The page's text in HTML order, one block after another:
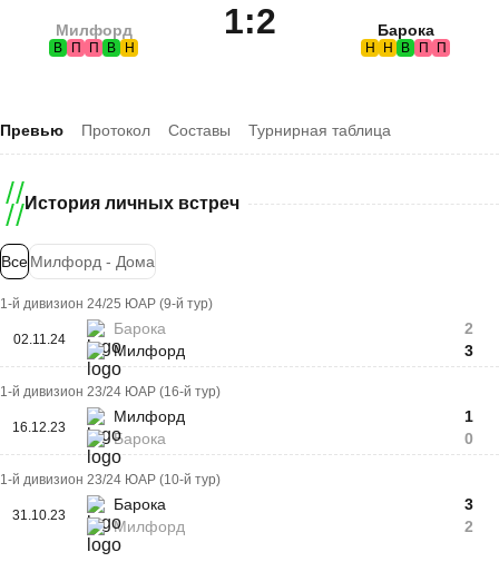
Милфорд
В П П В Н
1:2 Барока
Н Н В П П
Превью Протокол Составы Турнирная таблица
История личных встреч
ВсеМилфорд - Дома
1-й дивизион 24/25 ЮАР (9-й тур)
02.11.24
Барока
Милфорд
2
3
1-й дивизион 23/24 ЮАР (16-й тур)
16.12.23
Милфорд
Барока
1
0
1-й дивизион 23/24 ЮАР (10-й тур)
31.10.23
Барока
Милфорд
3
2